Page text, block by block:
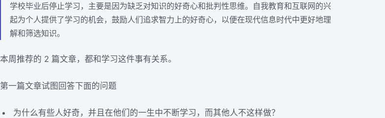
学校毕业后停止学习，主要是因为缺乏对知识的好奇心和批判性思维。自我教育和互联网的兴
起为个人提供了学习的机会，鼓励人们追求智力上的好奇心，以便在现代信息时代中更好地理
解和筛选知识。
本周推荐的 2 篇文章，都和学习这件事有关系。
第一篇文章试图回答下面的问题
为什么有些人好奇，并且在他们的一生中不断学习，而其他人不这样做？